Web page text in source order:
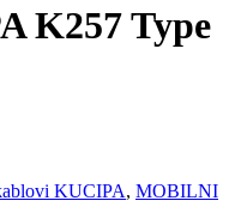
K257 Type
KUCIPA, MOBILNI